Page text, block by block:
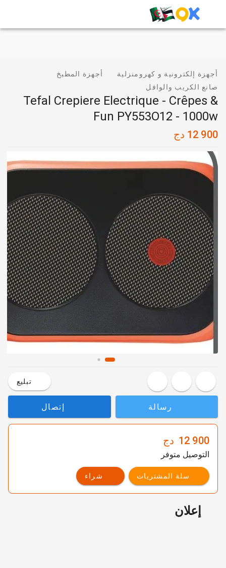
أجهزة إلكترونية و كهرومنزلية
أجهزة المطبخ
صانع الكريب والوافل
Tefal Crepiere Electrique - Crêpes &
Fun PY553O12 - 1000w
12 900 دج
تبليع
رسالة إتصال
12 900 دج
التوصيل متوفر
سلة المشتريات شراء
إعلان